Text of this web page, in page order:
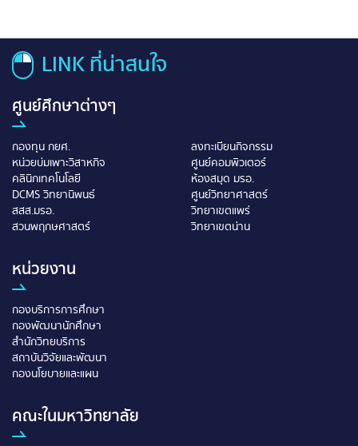
LINK ที่น่าสนใจ
ศูนย์ศึกษาต่างๆ
กองทุน กยศ.
หน่วยบ่มเพาะวิสาหกิจ
คลินิกเทคโนโลยี
DCMS วิทยานิพนธ์
สสส.มรอ.
สวนพฤกษศาสตร์
ลงทะเบียนกิจกรรม
ศูนย์คอมพิวเตอร์
ห้องสมุด มรอ.
ศูนย์วิทยาศาสตร์
วิทยาเขตแพร่
วิทยาเขตน่าน
หน่วยงาน
กองบริการการศึกษา
กองพัฒนานักศึกษา
สำนักวิทยบริการ
สถาบันวิจัยและพัฒนา
กองนโยบายและแผน
คณะในมหาวิทยาลัย